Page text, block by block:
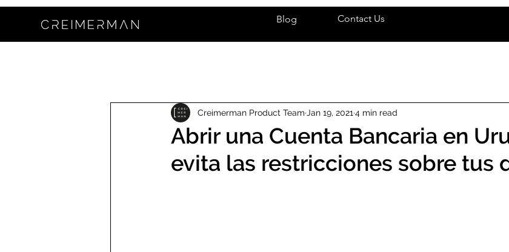
Blog Contact Us
Abrir una Cuenta Bancaria en
evita las restricciones sobre tus
Creimerman Product Team Jan 19, 2021 4 min read